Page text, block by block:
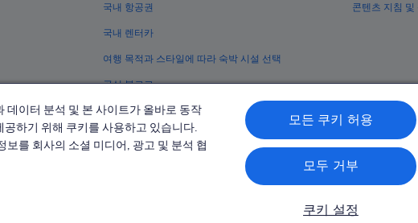
교토의
가라스마의 온
호텔
기어 아트 컴플
기야마치 거리
교토의 허니문
교토의 3성급 호
국내 항공권
국내 렌터카
여행 목적과 스타일에 따라 숙박 시설 선택
공식 블로그
콘텐츠 지침 및
© 2026 Expedia, Inc., Expedia Group 계열사. All
Expedia 및 비행기 로고는 Expedia, Inc.의 상표 또
분쟁 해결: 전화: 02-3480-0118, 이메일:
트래블파트너익스체인지코리아 주식회사. 사업자등
익스피디아트래블코리아 주식회사, 서울특별시 종로구 종로5길 7(청
데이터 분석 및 본 사이트가 올바로 동작
하기 위해 쿠키를 사용하고 있습니다.
보를 회사의 소셜 미디어, 광고 및 분석 협
모든 쿠키 허용
모두 거부
쿠키 설정